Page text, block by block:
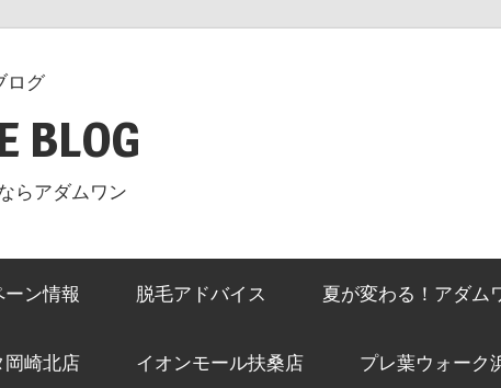
ログ
BLOG
らアダムワン
ン情報 脱毛アドバイス 夏が変わる！アダム
岡崎北店 イオンモール扶桑店 プレ葉ウォーク